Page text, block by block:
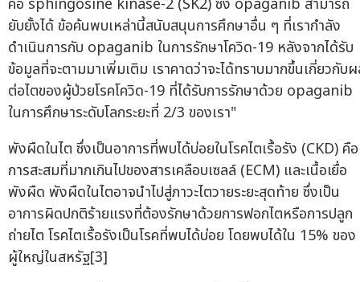
คือ sphingosine kinase-2 (SK2) ซึ่ง opaganib สามารถ
ยับยั้งได้ ข้อค้นพบเหล่านี้สนับสนุนการศึกษาอื่น ๆ ที่เรากำลัง
ดำเนินการกับ opaganib ในการรักษาโควิด-19 หลังจากได้รับ
ข้อมูลที่จะตามมาเพิ่มเติม เราคาดว่าจะได้ทราบมากขึ้นเกี่ยวกับ
ต่อไตของผู้ป่วยโรคโควิด-19 ที่ได้รับการรักษาด้วย opaganib
ในการศึกษาระดับโลกระยะที่ 2/3 ของเรา"
พังผืดในไต ซึ่งเป็นอาการที่พบได้บ่อยในโรคไตเรื้อรัง (CKD) คือ
การสะสมที่มากเกินไปของสารเคลือบเซลล์ (ECM) และเนื้อเยื่อ
พังผืด พังผืดในไตอาจนำไปสู่ภาวะไตวายระยะสุดท้าย ซึ่งเป็น
อาการผิดปกติร้ายแรงที่ต้องรักษาด้วยการฟอกไตหรือการปลูก
ถ่ายไต โรคไตเรื้อรังเป็นโรคที่พบได้บ่อย โดยพบได้ใน 15% ของ
ผู้ใหญ่ในสหรัฐ[3]